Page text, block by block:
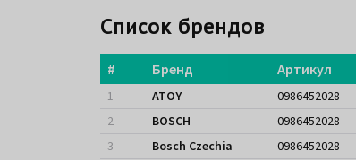
Список брендов
# Бренд Артикул
1 ATOY
0986452028
2
BOSCH 0986452028
3
Bosch Czechia
0986452028